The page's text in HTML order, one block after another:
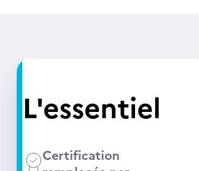
L'essentiel
Certification